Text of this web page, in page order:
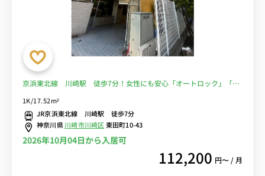
京浜東北線 川崎駅 徒歩7分！女性にも安心「オートロック」「室
1K/17.52m²
JR京浜東北線 川崎駅 徒歩7分
神奈川県川崎市川崎区東田町10-43
2026年10月04日から入居可
112,200 円〜 / 月